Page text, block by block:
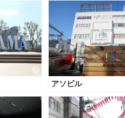
アソビル